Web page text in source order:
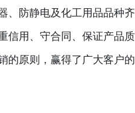
、防静电及化工用品品种
信用、守合同、保证产品
的原则，赢得了广大客户的